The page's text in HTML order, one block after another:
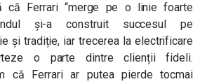
că Ferrari “merge pe o linie foarte
și-a construit succesul pe
și tradiție, iar trecerea la electrificare
o parte dintre clienții fideli.
că Ferrari ar putea pierde tocmai